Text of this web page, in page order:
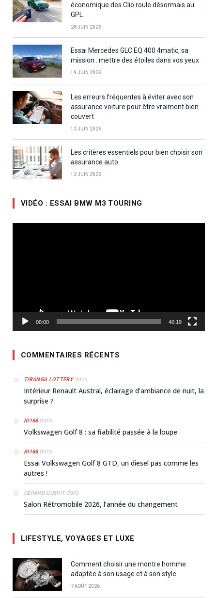
économique des Clio roule désormais au
GPL
28 JUIN 2026
Essai Mercedes GLC EQ 400 4matic, sa
mission : mettre des étoiles dans vos yeux
19 JUIN 2026
Les erreurs fréquentes à éviter avec son
assurance voiture pour être vraiment bien
couvert
12 JUIN 2026
Les critères essentiels pour bien choisir son
assurance auto
12 JUIN 2026
VIDÉO : ESSAI BMW M3 TOURING
00:00 40:19
COMMENTAIRES RÉCENTS
TIRANGA LOTTERYdans
Intérieur Renault Austral, éclairage d’ambiance de nuit, la
surprise ?
RI188dans
Volkswagen Golf 8 : sa fiabilité passée à la loupe
RI188dans
Essai Volkswagen Golf 8 GTD, un diesel pas comme les
autres !
GÉRARD GUÉRITdans
Salon Rétromobile 2026, l’année du changement
LIFESTYLE, VOYAGES ET LUXE
Comment choisir une montre homme
adaptée à son usage et à son style
7 AOÛT 2026